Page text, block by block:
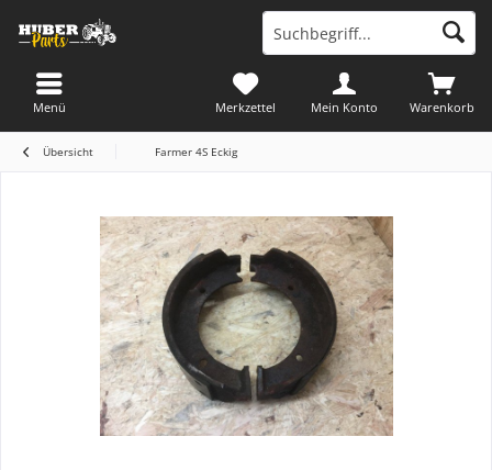
Warenkorb
Merkzettel Mein Konto
Menü
Übersicht Farmer 4S Eckig